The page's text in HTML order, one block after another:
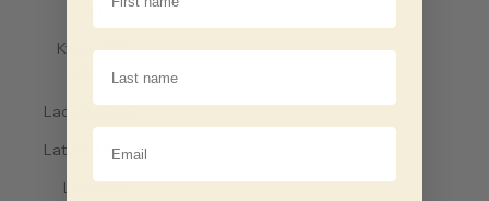
Kyrgyzstan
(USD $)
Laos (USD $)
Latvia (USD $)
Lebanon
Last Name
Email